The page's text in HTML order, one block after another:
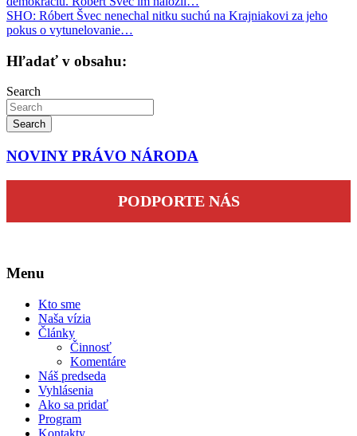
v
článku
SHO: Róbert Švec nenechal nitku suchú na Krajniakovi za jeho
pokus o vytunelovanie…
Hľadať v obsahu:
Search
Search
NOVINY PRÁVO NÁRODA
PODPORTE NÁS
Menu
Kto sme
Naša vízia
Články
Činnosť
Komentáre
Náš predseda
Vyhlásenia
Ako sa pridať
Program
Kontakty